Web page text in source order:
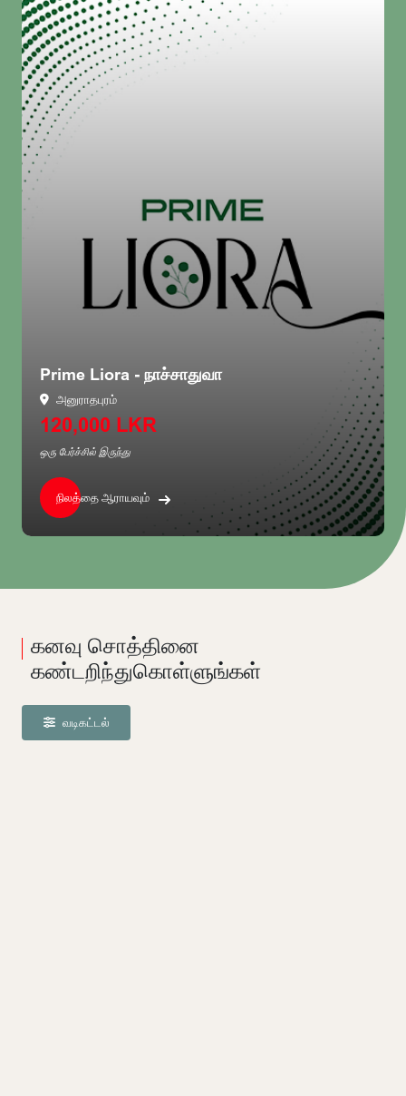
Prime Liora - நாச்சாதுவா
அனுராதபுரம்
120,000 LKR
ஒரு பேர்ச்சில் இருந்து
நிலத்தை ஆராயவும்
கனவு சொத்தினை
கண்டறிந்துகொள்ளுங்கள்
வடிகட்டல்